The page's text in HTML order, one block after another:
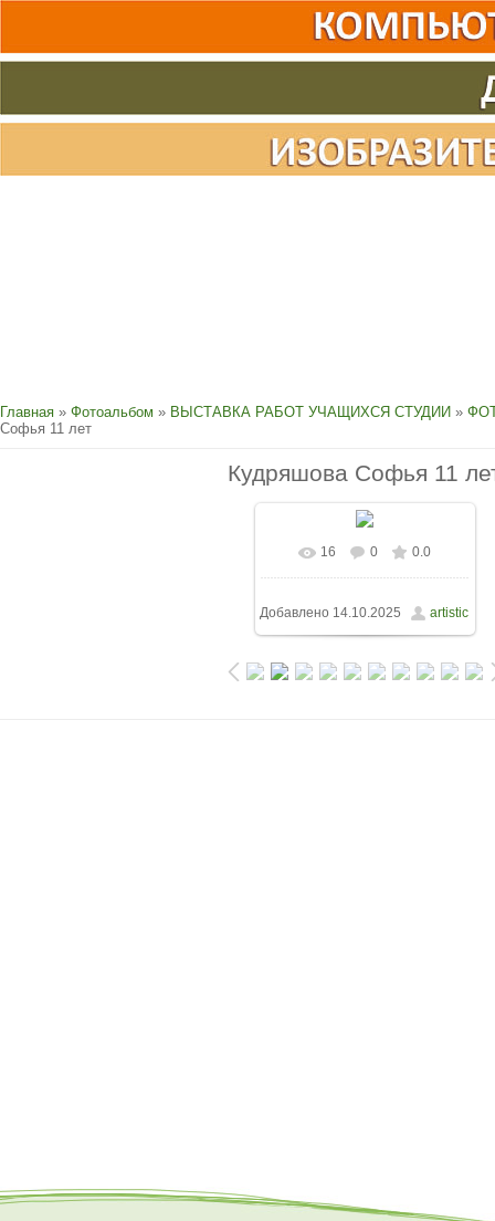
Главная » Фотоальбом » ВЫСТАВКА РАБОТ УЧАЩИХСЯ СТУДИИ »
Софья 11 лет
Кудряшова Софья 11
16 0 0.0
Добавлено 14.10.2025 artistic